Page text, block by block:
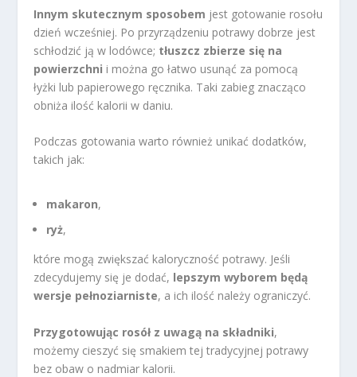
Innym skutecznym sposobem jest gotowanie rosołu
dzień wcześniej. Po przyrządzeniu potrawy dobrze jest
schłodzić ją w lodówce; tłuszcz zbierze się na
powierzchni i można go łatwo usunąć za pomocą
łyżki lub papierowego ręcznika. Taki zabieg znacząco
obniża ilość kalorii w daniu.
Podczas gotowania warto również unikać dodatków,
takich jak:
makaron,
ryż,
które mogą zwiększać kaloryczność potrawy. Jeśli
zdecydujemy się je dodać, lepszym wyborem będą
wersje pełnoziarniste, a ich ilość należy ograniczyć.
Przygotowując rosół z uwagą na składniki,
możemy cieszyć się smakiem tej tradycyjnej potrawy
bez obaw o nadmiar kalorii.